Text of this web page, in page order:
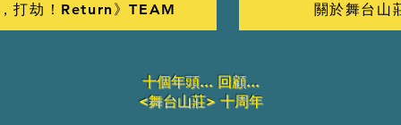
打劫！Return》TEAM 關於舞台山
十個年頭... 回顧...
<舞台山莊> 十周年